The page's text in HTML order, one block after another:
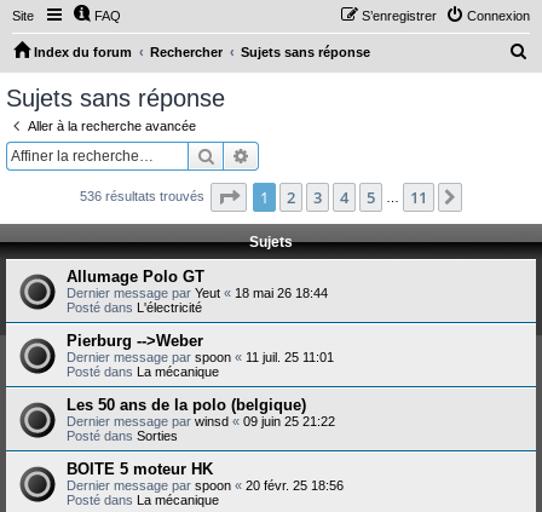
Site FAQ Connexion
S’enregistrer
Index du forum Rechercher Sujets sans réponse
c
h
Sujets sans réponse
Aller à la recherche avancée
Rechercher
536 résultats trouvés Page 1sur11
1 2 3 4 5 11
Sujets
Allumage Polo GT
Dernier message par Yeut « 18 mai 26 18:44
Posté dans L'électricité
Pierburg -->Weber
Dernier message par spoon « 11 juil. 25 11:01
Posté dans La mécanique
Les 50 ans de la polo (belgique)
Dernier message par winsd « 09 juin 25 21:22
Posté dans Sorties
BOITE 5 moteur HK
Dernier message par spoon « 20 févr. 25 18:56
Posté dans La mécanique